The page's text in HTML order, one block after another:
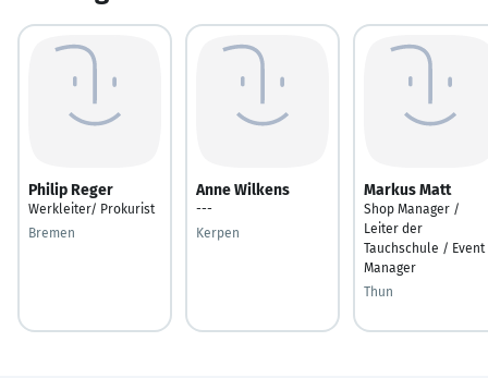
Philip Reger
Werkleiter/ Prokurist
Bremen
Anne Wilkens
---
Kerpen
Markus Matt
Shop Manager /
Leiter der
Tauchschule / Event
Manager
Thun